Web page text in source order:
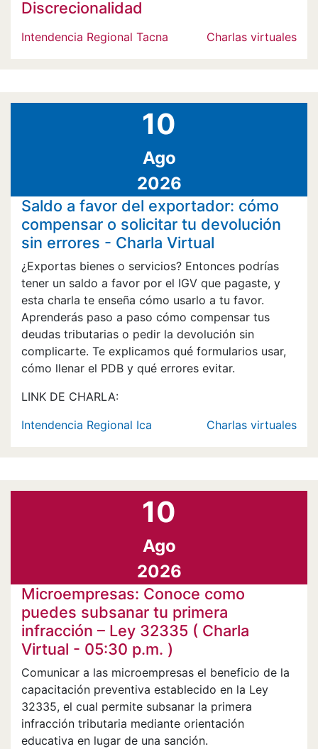
Discrecionalidad
Intendencia Regional Tacna Charlas virtuales
10
Ago
2026
Saldo a favor del exportador: cómo
compensar o solicitar tu devolución
sin errores - Charla Virtual
¿Exportas bienes o servicios? Entonces podrías
tener un saldo a favor por el IGV que pagaste, y
esta charla te enseña cómo usarlo a tu favor.
Aprenderás paso a paso cómo compensar tus
deudas tributarias o pedir la devolución sin
complicarte. Te explicamos qué formularios usar,
cómo llenar el PDB y qué errores evitar.
LINK DE CHARLA:
Intendencia Regional Ica
Charlas virtuales
10
Ago
2026
Microempresas: Conoce como
puedes subsanar tu primera
infracción – Ley 32335 ( Charla
Virtual - 05:30 p.m. )
Comunicar a las microempresas el beneficio de la
capacitación preventiva establecido en la Ley
32335, el cual permite subsanar la primera
infracción tributaria mediante orientación
educativa en lugar de una sanción.